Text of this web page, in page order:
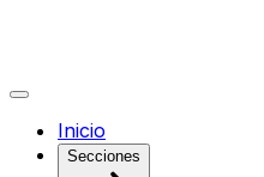
Inicio
Secciones